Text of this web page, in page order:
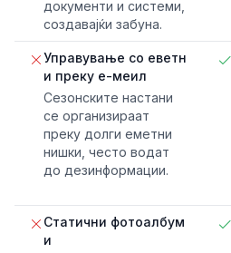
документи и системи,
создавајќи забуна.
Управување со еветн
и преку е-меил
Сезонските настани
се организираат
преку долги еметни
нишки, често водат
до дезинформации.
Статични фотоалбум
и